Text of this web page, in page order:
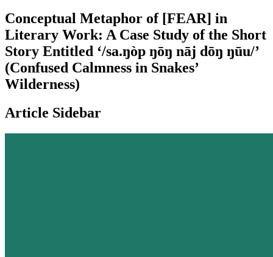
Conceptual Metaphor of [FEAR] in
Literary Work: A Case Study of the Short
Story Entitled ‘/sa.ŋòp ŋōŋ nāj dōŋ ŋūu/’
(Confused Calmness in Snakes’
Wilderness)
Article Sidebar